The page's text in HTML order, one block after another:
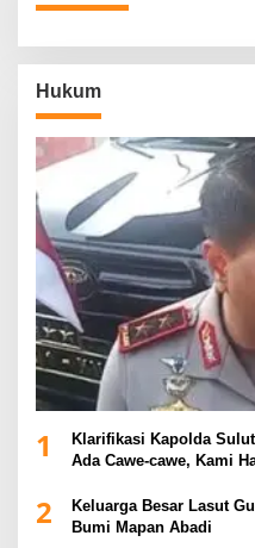
Hukum
1
Klarifikasi Kapolda
Ada Cawe-cawe, Kami
2
Keluarga Besar Lasut
Bumi Mapan Abadi